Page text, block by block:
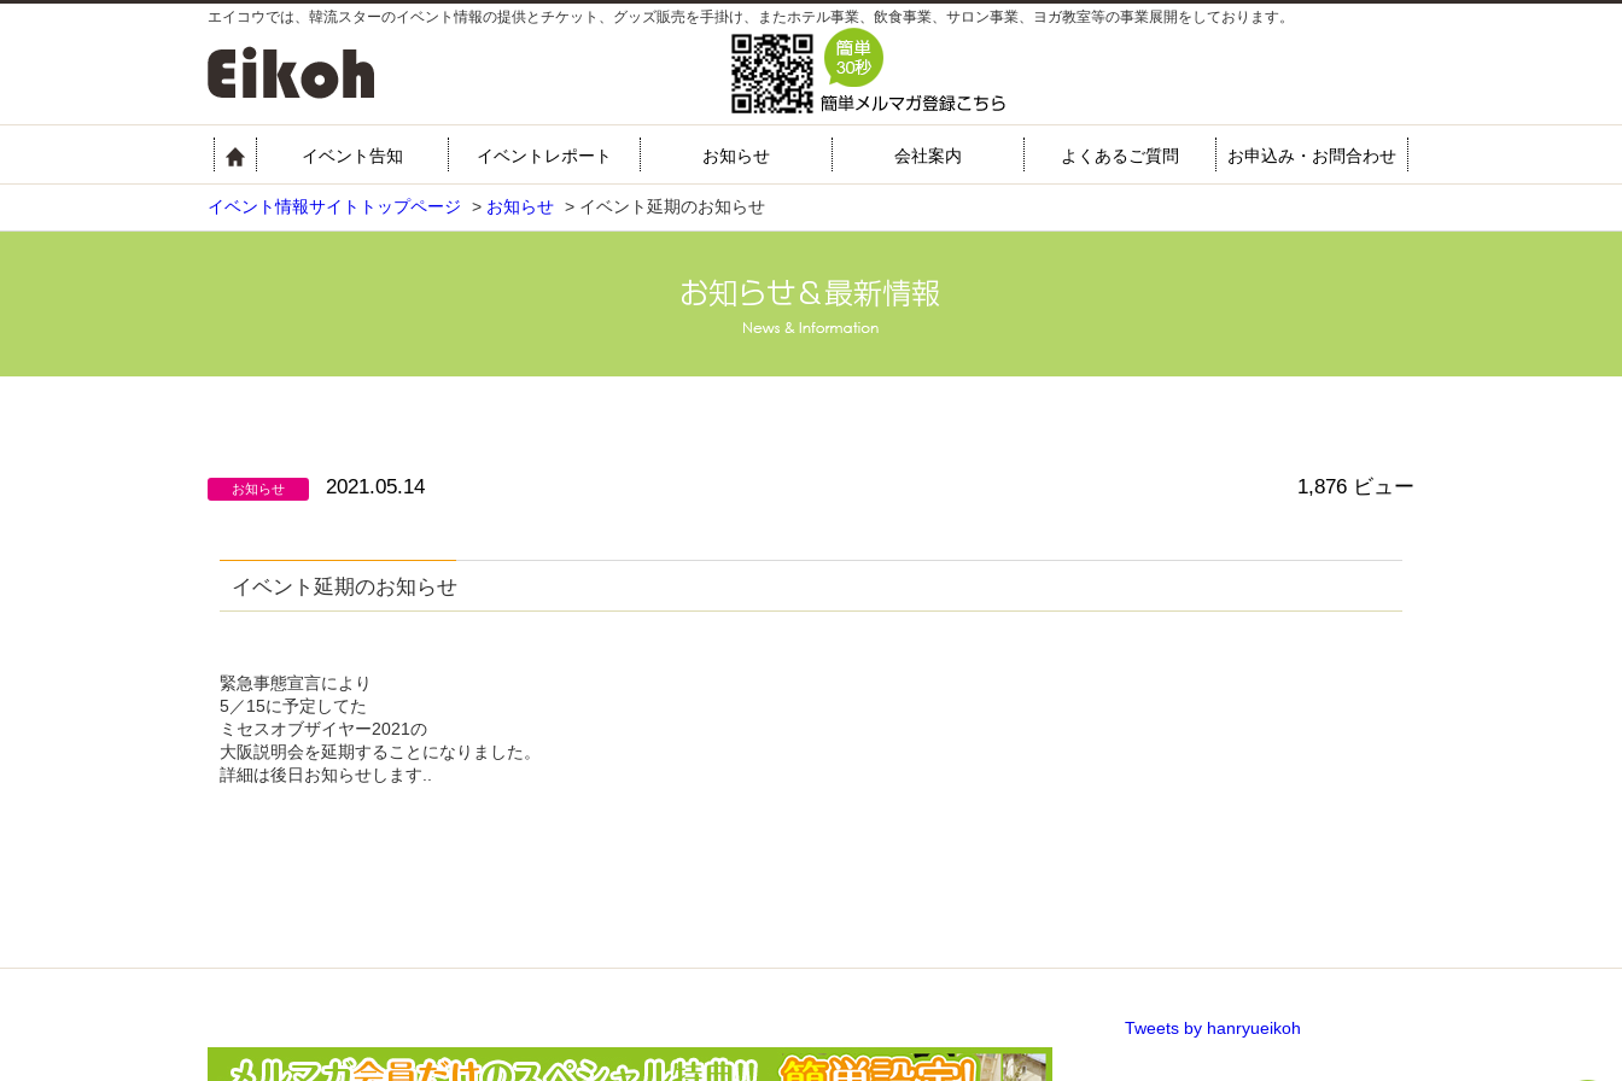
エイコウでは、韓流スターのイベント情報の提供とチケット、グッズ販売を手掛け、またホテル事業、飲食事業、サロン事業、ヨガ教室等の事業展開をしております。
イベント告知 イベントレポート お知らせ 会社案内 よくあるご質問 お申込み・お問合わせ
イベント情報サイトトップページ > お知らせ > イベント延期のお知らせ
お知らせ 2021.05.14 1,876 ビュー
イベント延期のお知らせ
緊急事態宣言により
5／15に予定してた
ミセスオブザイヤー2021の
大阪説明会を延期することになりました。
詳細は後日お知らせします..
Tweets by hanryueikoh